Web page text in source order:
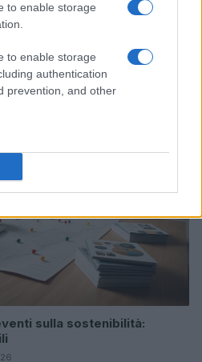
to enable storage
to enable storage
authentication
prevention, and other
Pictet Global Trends
sulla sostenibilità: